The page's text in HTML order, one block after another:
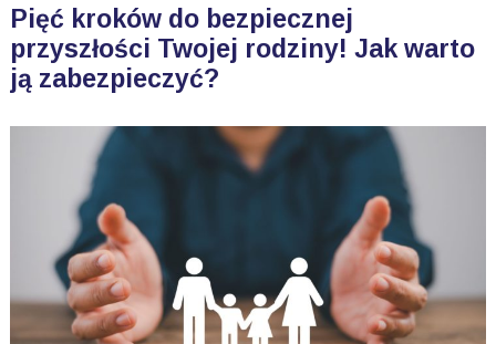
Pięć kroków do bezpiecznej
przyszłości Twojej rodziny! Jak warto
ją zabezpieczyć?